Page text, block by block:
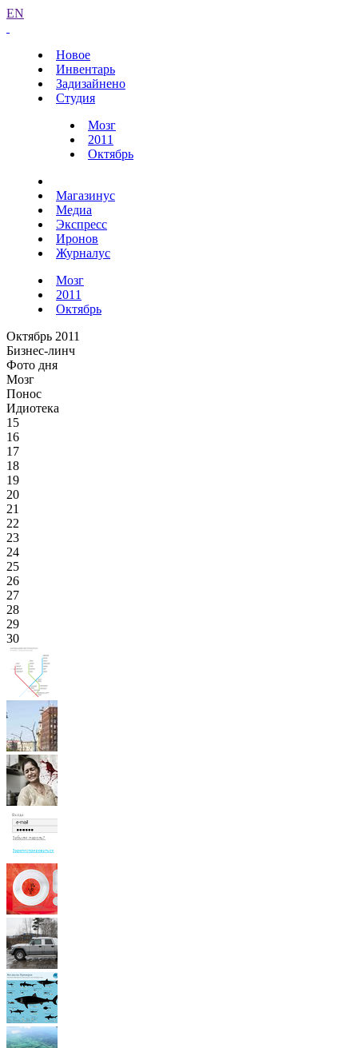
EN
Новое
Инвентарь
Задизайнено
Студия
Мозг
2011
Октябрь
Магазинус
Медиа
Экспресс
Иронов
Журналус
Мозг
2011
Октябрь
Октябрь 2011
Бизнес-линч
Фото дня
Мозг
Понос
Идиотека
15
16
17
18
19
20
21
22
23
24
25
26
27
28
29
30